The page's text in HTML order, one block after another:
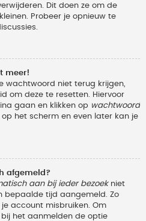
Dit doen ze om de
Probeer je opnieuw te
meer!
wachtwoord niet terug krijgen,
om deze te resetten. Hiervoor
gaan en klikken op wachtwoord
het scherm en even later kan je
afgemeld?
aan bij ieder bezoekniet
bepaalde tijd aangemeld. Zo
account misbruiken. Om
het aanmelden de optie